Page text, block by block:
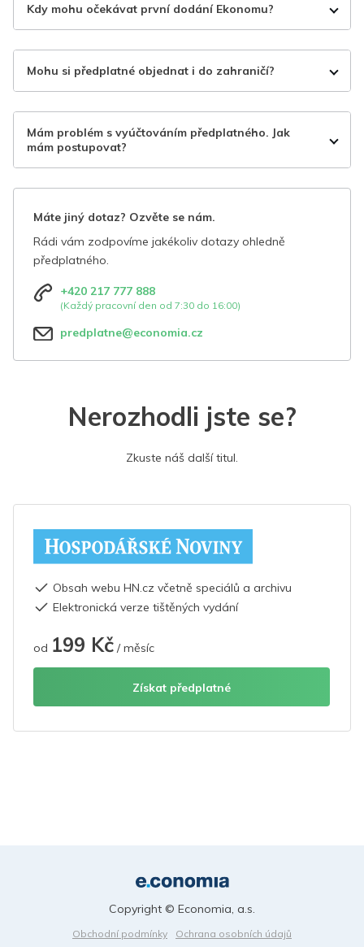
Kdy mohu očekávat první dodání Ekonomu?
Mohu si předplatné objednat i do zahraničí?
Mám problém s vyúčtováním předplatného. Jak
mám postupovat?
Máte jiný dotaz? Ozvěte se nám.
Rádi vám zodpovíme jakékoliv dotazy ohledně
předplatného.
+420 217 777 888
(Každý pracovní den od 7:30 do 16:00)
predplatne@economia.cz
Nerozhodli jste se?
Zkuste náš další titul.
Obsah webu HN.cz včetně speciálů a archivu
Elektronická verze tištěných vydání
od 199 Kč / měsíc
Získat předplatné
Obchodní podmínky
Ochrana osobních údajů
Copyright © Economia, a.s.